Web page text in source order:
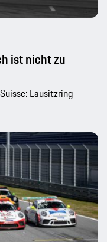
ist nicht zu
Lausitzring